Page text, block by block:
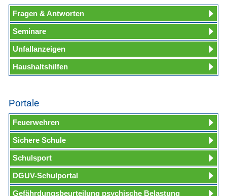
Fragen & Antworten
Seminare
Unfallanzeigen
Haushaltshilfen
Portale
Feuerwehren
Sichere Schule
Schulsport
DGUV-Schulportal
Gefährdungsbeurteilung psychische Belastung